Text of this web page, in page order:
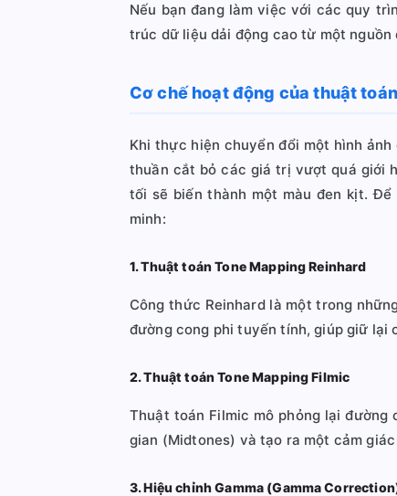
Nếu bạn đang làm việc với các quy
trúc dữ liệu dải động cao từ một nguồn
Cơ chế hoạt động của thuật
Khi thực hiện chuyển đổi một hình ảnh
thuần cắt bỏ các giá trị vượt quá giới
tối sẽ biến thành một màu đen kịt.
minh:
1. Thuật toán Tone Mapping Reinhard
Công thức Reinhard là một trong
đường cong phi tuyến tính, giúp giữ lại
2. Thuật toán Tone Mapping Filmic
Thuật toán Filmic mô phỏng lại
gian (Midtones) và tạo ra một cảm
3. Hiệu chỉnh Gamma (Gamma